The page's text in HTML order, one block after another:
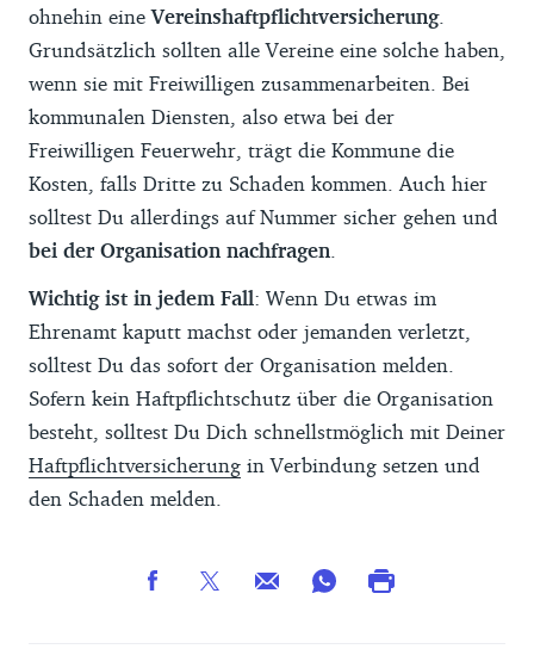
ohnehin eineVereinshaftpflichtversicherung.
Grundsätzlich sollten alle Vereine eine solche haben,
wenn sie mit Freiwilligen zusammenarbeiten. Bei
kommunalen Diensten, also etwa bei der
Freiwilligen Feuerwehr, trägt die Kommune die
Kosten, falls Dritte zu Schaden kommen. Auch hier
solltest Du allerdings auf Nummer sicher gehen und
bei der Organisation nachfragen
Wichtig ist in jedem Fall: Wenn Du etwas im
Ehrenamt kaputt machst oder jemanden verletzt,
solltest Du das sofort der Organisation melden.
Sofern kein Haftpflichtschutz über die Organisation
besteht, solltest Du Dich schnellstmöglich mit Deiner
Haftpflichtversicherung in Verbindung setzen und
den Schaden melden.